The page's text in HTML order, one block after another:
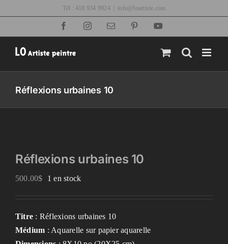
Tél : 418 934 9924 info@loartiste.com
FacebookInstagramEmail Pinterest
Réflexions urbaines 10
Réflexions urbaines 10
500.00$ 1 en stock
Titre : Réflexions urbaines 10
Médium : Aquarelle sur papier aquarelle